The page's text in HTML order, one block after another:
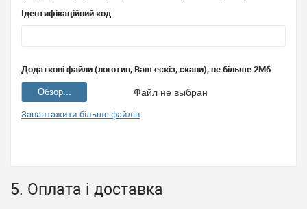
Ідентифікаційний код
Додаткові файли (логотип, Ваш ескіз, скани), не більше 2Мб
Файл не выбран
Обзор...
Завантажити більше файлів
5. Оплата і доставка